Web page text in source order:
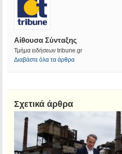
Αίθουσα Σύνταξης
Τμήμα ειδήσεων tribune.gr
Διαβάστε όλα τα άρθρα
Σχετικά άρθρα